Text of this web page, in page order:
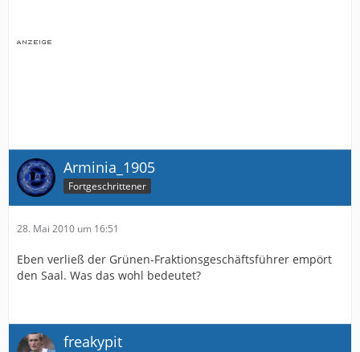
Arminia_1905
Fortgeschrittener
28. Mai 2010 um 16:51
Eben verließ der Grünen-Fraktionsgeschäftsführer empört
den Saal. Was das wohl bedeutet?
freakypit